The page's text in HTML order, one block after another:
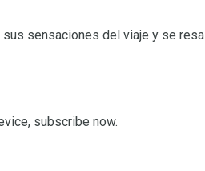
sensaciones del viaje y se
subscribe now.